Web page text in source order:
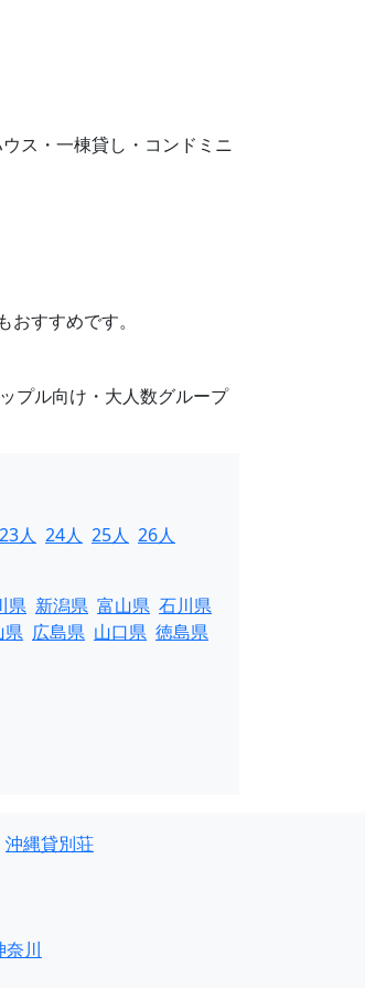
ス・一棟貸し・コンドミニ
すすめです。
プル向け・大人数グループ
23人 24人 25人 26人
県 新潟県 富山県 石川県
県 広島県 山口県 徳島県
沖縄貸別荘
奈川